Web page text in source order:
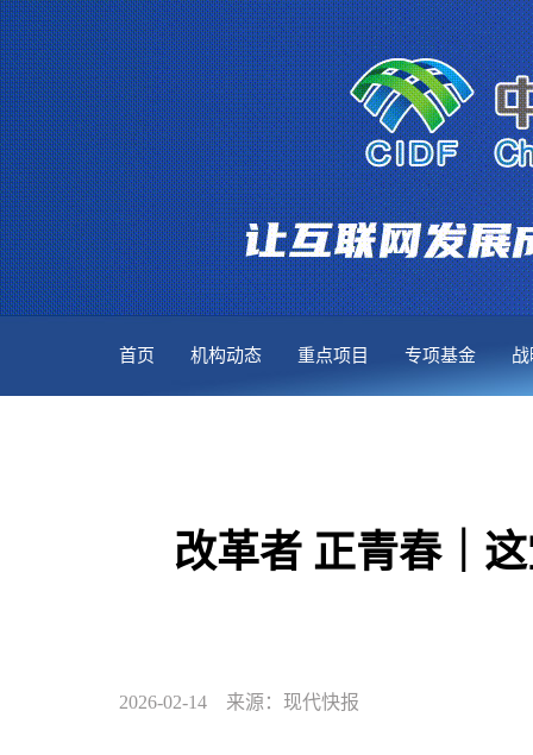
首页 机构动态 重点项目 专项基金
改革者 正青春｜
2026-02-14 来源：现代快报